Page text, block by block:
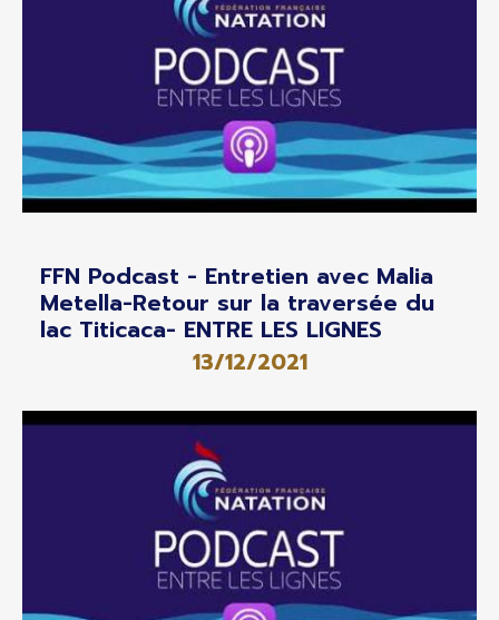
FFN Podcast - Entretien avec Malia
Metella-Retour sur la traversée du
lac Titicaca- ENTRE LES LIGNES
13/12/2021